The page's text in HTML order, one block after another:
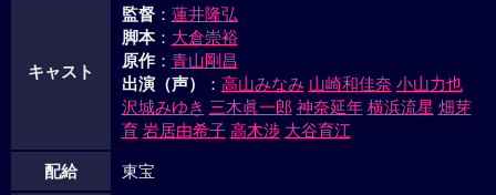
キャスト
監督： 蓮井隆弘
脚本： 大倉崇裕
原作： 青山剛昌
出演（声）
： 高山みなみ 山崎和佳奈 小山力也
沢城みゆき 三木眞一郎 神奈延年 横浜流星 畑芽
育 岩居由希子 高木渉 大谷育江
配給 東宝